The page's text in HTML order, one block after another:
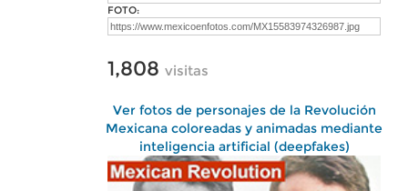
FOTO:
1,808 visitas
Ver fotos de personajes de la Revolución
Mexicana coloreadas y animadas mediante
inteligencia artificial (deepfakes)